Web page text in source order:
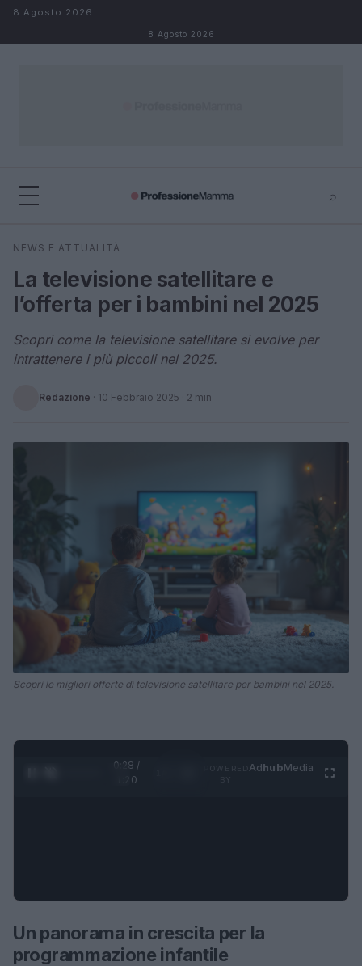
Salta al contenuto
8 Agosto 2026
8 Agosto 2026
⌕
Cerca
NEWS E ATTUALITÀ
La televisione satellitare e
l’offerta per i bambini nel 2025
Scopri come la televisione satellitare si evolve per
intrattenere i più piccoli nel 2025.
Redazione · 10 Febbraio 2025 · 2 min
Scopri le migliori offerte di televisione satellitare per bambini nel 2025.
0:28 /
1:20
AdhubMedia
Un panorama in crescita per la
programmazione infantile